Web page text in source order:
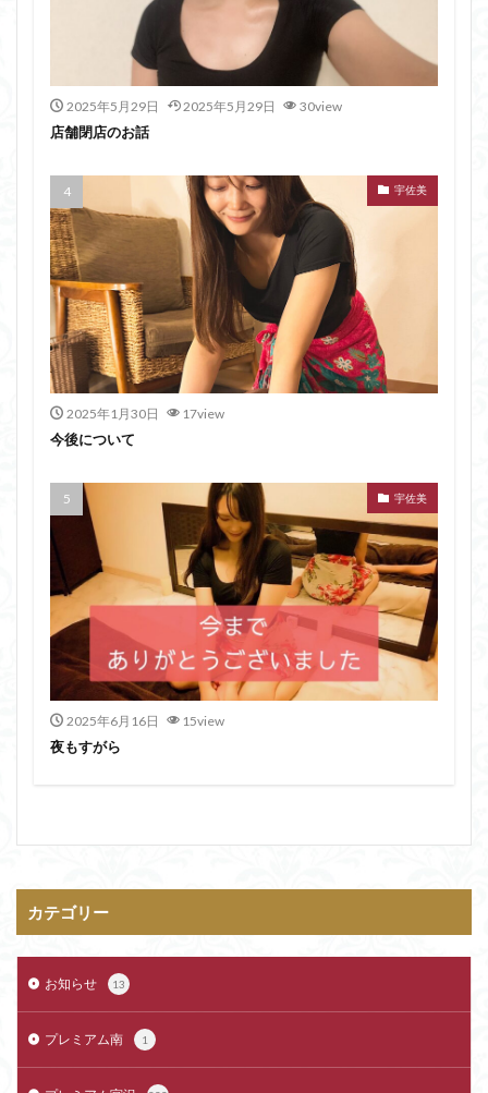
2025年5月29日 2025年5月29日 30view
店舗閉店のお話
宇佐美
2025年1月30日 17view
今後について
宇佐美
2025年6月16日 15view
夜もすがら
カテゴリー
お知らせ 13
プレミアム南 1